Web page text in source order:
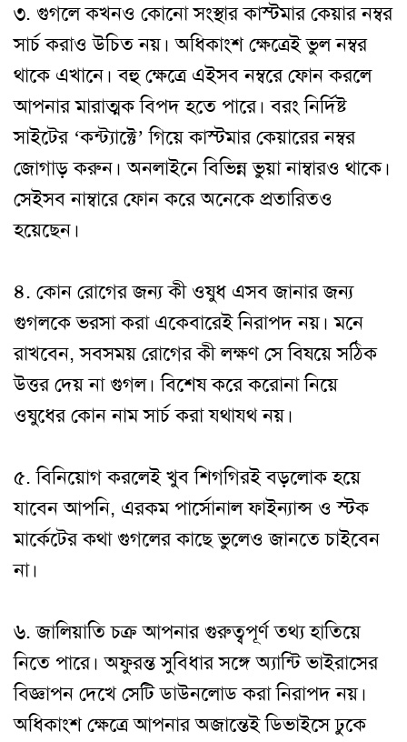
৩. গুগলে কখনও কোনো সংস্থার কাস্টমার কেয়ার নম্বর
সার্চ করাও উচিত নয়। অধিকাংশ ক্ষেত্রেই ভুল নম্বর
থাকে এখানে। বহু ক্ষেত্রে এইসব নম্বরে ফোন করলে
আপনার মারাত্মক বিপদ হতে পারে। বরং নির্দিষ্ট
সাইটের ‘কন্ট্যাক্টে’ গিয়ে কাস্টমার কেয়ারের নম্বর
জোগাড় করুন। অনলাইনে বিভিন্ন ভুয়া নাম্বারও থাকে।
সেইসব নাম্বারে ফোন করে অনেকে প্রতারিতও
হয়েছেন।
৪. কোন রোগের জন্য কী ওষুধ এসব জানার জন্য
গুগলকে ভরসা করা একেবারেই নিরাপদ নয়। মনে
রাখবেন, সবসময় রোগের কী লক্ষণ সে বিষয়ে সঠিক
উত্তর দেয় না গুগল। বিশেষ করে করোনা নিয়ে
ওষুধের কোন নাম সার্চ করা যথাযথ নয়।
৫. বিনিয়োগ করলেই খুব শিগগিরই বড়লোক হয়ে
যাবেন আপনি, এরকম পার্সোনাল ফাইন্যান্স ও স্টক
মার্কেটের কথা গুগলের কাছে ভুলেও জানতে চাইবেন
না।
৬. জালিয়াতি চক্র আপনার গুরুত্বপূর্ণ তথ্য হাতিয়ে
নিতে পারে। অফুরন্ত সুবিধার সঙ্গে অ্যান্টি ভাইরাসের
বিজ্ঞাপন দেখে সেটি ডাউনলোড করা নিরাপদ নয়।
অধিকাংশ ক্ষেত্রে আপনার অজান্তেই ডিভাইসে ঢুকে